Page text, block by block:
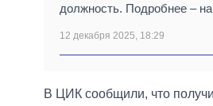
должность. Подробнее –
12 декабря 2025, 18:29
В ЦИК сообщили, что